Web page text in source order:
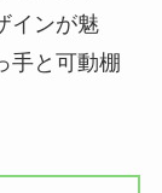
インが魅
手と可動棚